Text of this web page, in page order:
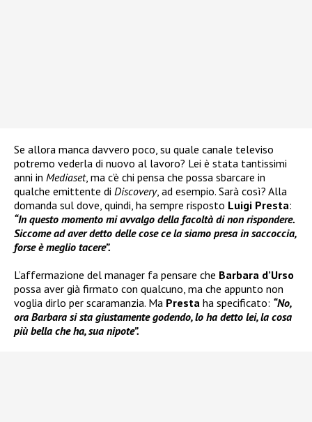
Se allora manca davvero poco, su quale canale televiso
potremo vederla di nuovo al lavoro? Lei è stata tantissimi
anni in Mediaset, ma c’è chi pensa che possa sbarcare in
qualche emittente di Discovery, ad esempio. Sarà così? Alla
domanda sul dove, quindi, ha sempre risposto Luigi Presta:
“In questo momento mi avvalgo della facoltà di non rispondere.
Siccome ad aver detto delle cose ce la siamo presa in saccoccia,
forse è meglio tacere”.
L’affermazione del manager fa pensare che Barbara d’Urso
possa aver già firmato con qualcuno, ma che appunto non
voglia dirlo per scaramanzia. Ma Presta ha specificato: “No,
ora Barbara si sta giustamente godendo, lo ha detto lei, la cosa
più bella che ha, sua nipote”.